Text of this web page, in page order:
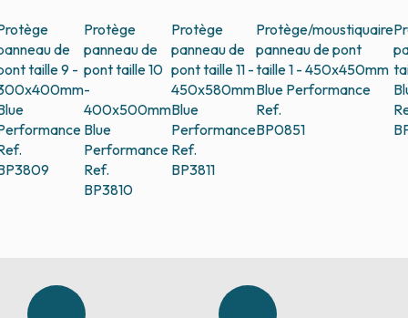
de
taille 9 -
Protège
panneau de
pont taille 10
-
400x500mm
Blue
Performance
Ref.
BP3810
Protège
panneau de
pont taille 11 -
450x580mm
Blue
Performance
Ref.
BP3811
Protège/moustiquaire
panneau de pont
taille 1 - 450x450mm
Blue Performance
Ref.
BP0851